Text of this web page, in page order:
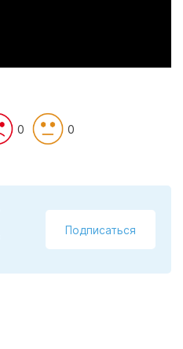
0 0
Подписаться